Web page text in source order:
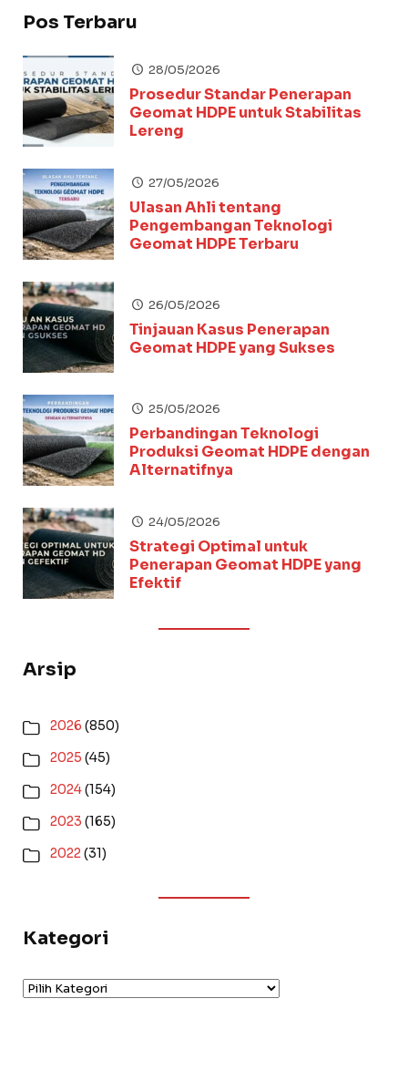
Pos Terbaru
28/05/2026
Prosedur Standar Penerapan
Geomat HDPE untuk Stabilitas
Lereng
27/05/2026
Ulasan Ahli tentang
Pengembangan Teknologi
Geomat HDPE Terbaru
26/05/2026
Tinjauan Kasus Penerapan
Geomat HDPE yang Sukses
25/05/2026
Perbandingan Teknologi
Produksi Geomat HDPE dengan
Alternatifnya
24/05/2026
Strategi Optimal untuk
Penerapan Geomat HDPE yang
Efektif
Arsip
2026 (850)
2025 (45)
2024(154)
2023 (165)
2022(31)
Kategori
Kategori